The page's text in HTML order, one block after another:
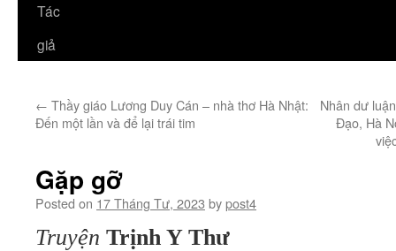
Tác
giả
← Thầy giáo Lương Duy Cán – nhà thơ Hà Nhật:
Đến một lần và để lại trái tim
Nhân dư
Đạo, Hà
Gặp gỡ
Posted on 17 Tháng Tư, 2023 bypost4
Truyện Trịnh Y Thư